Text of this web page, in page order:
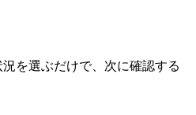
を選ぶだけで、次に確認する